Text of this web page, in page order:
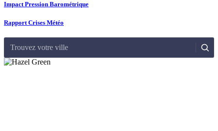
Impact Pression Barométrique
Rapport Crises Météo
Trouvez votre ville